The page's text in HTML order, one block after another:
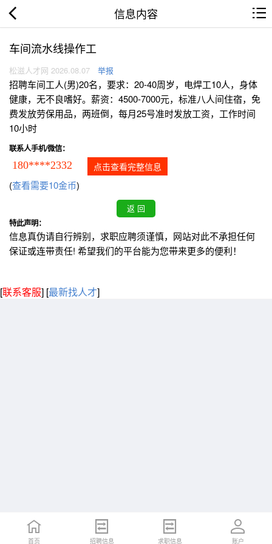
信息内容
车间流水线操作工
松滋人才网 2026.08.07 举报
招聘车间工人(男)20名，要求：20-40周岁，电焊工10人，身体
健康，无不良嗜好。薪资：4500-7000元，标准八人间住宿，免
费发放劳保用品，两班倒，每月25号准时发放工资，工作时间
10小时
联系人手机/微信：
180****2332 点击查看完整信息
(查看需要10金币)
特此声明：
信息真伪请自行辨别，求职应聘须谨慎，网站对此不承担任何
保证或连带责任! 希望我们的平台能为您带来更多的便利！
[联系客服] [最新找人才]
首页 招聘信息 求职信息 账户